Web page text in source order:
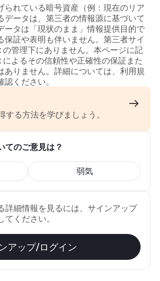
られている暗号資産（例：現在のリア
データは、第三者の情報源に基づいて
ータは「現状のまま」情報提供目的で
保証や表明も伴いません。第三者サイ
の管理下にありません。本ページに記
よるその信頼性や正確性の保証また
ありません。詳細については、利用規
ください。
する方法を学びましょう。
てのご意見は？
弱気
詳細情報を見るには、サインアップ
ください。
アップ/ログイン